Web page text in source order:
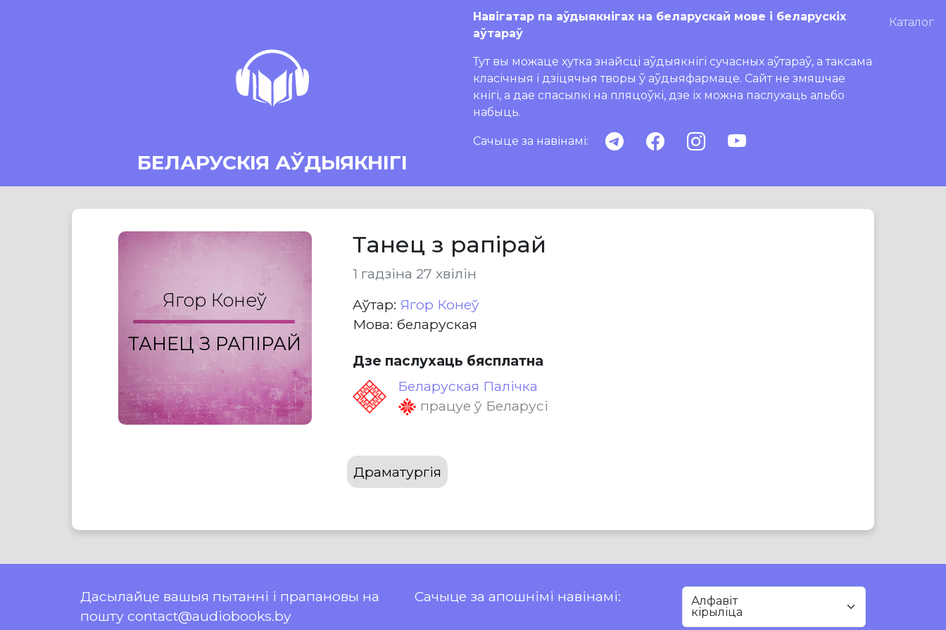
БЕЛАРУСКІЯ АЎДЫЯКНІГІ
Навігатар па аўдыякнігах на беларускай мове і беларускіх
аўтараў
Тут вы можаце хутка знайсці аўдыякнігі сучасных аўтараў, а таксама
класічныя і дзіцячыя творы ў аўдыяфармаце. Сайт не змяшчае
кнігі, а дае спасылкі на пляцоўкі, дзе іх можна паслухаць альбо
набыць.
Сачыце за навінамі:
Каталог
Ягор Конеў
ТАНЕЦ З РАПІРАЙ
Танец з рапірай
1 гадзіна 27 хвілін
Aўтар: Ягор Конеў
Мова: беларуская
Дзе паслухаць бясплатна
Беларуская Палічка
працуе ў Беларусі
Драматургія
Дасылайце вашыя пытанні і прапановы на
пошту contact@audiobooks.by
Сачыце за апошнімі навінамі: Алфавіт